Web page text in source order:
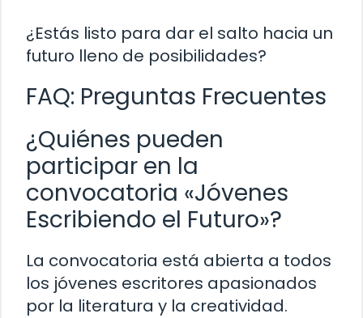
¿Estás listo para dar el salto hacia un
futuro lleno de posibilidades?
FAQ: Preguntas Frecuentes
¿Quiénes pueden
participar en la
convocatoria «Jóvenes
Escribiendo el Futuro»?
La convocatoria está abierta a todos
los jóvenes escritores apasionados
por la literatura y la creatividad.